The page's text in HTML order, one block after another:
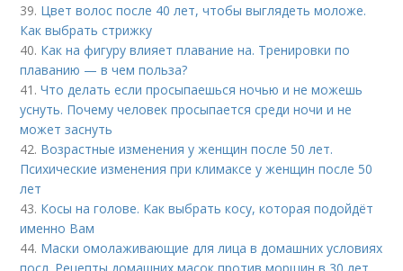
39. Цвет волос после 40 лет, чтобы выглядеть моложе.
Как выбрать стрижку
40. Как на фигуру влияет плавание на. Тренировки по
плаванию — в чем польза?
41.Что делать если просыпаешься ночью и не можешь
уснуть. Почему человек просыпается среди ночи и не
может заснуть
42. Возрастные изменения у женщин после 50 лет.
Психические изменения при климаксе у женщин после 50
лет
43. Косы на голове. Как выбрать косу, которая подойдёт
именно Вам
44. Маски омолаживающие для лица в домашних условиях